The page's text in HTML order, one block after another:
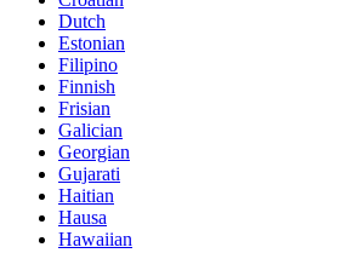
Dutch
Estonian
Filipino
Finnish
Frisian
Galician
Georgian
Gujarati
Haitian
Hausa
Hawaiian